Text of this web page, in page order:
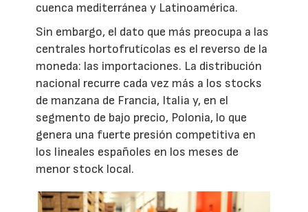
cuenca mediterránea y Latinoamérica.
Sin embargo, el dato que más preocupa a las
centrales hortofrutícolas es el reverso de la
moneda: las importaciones. La distribución
nacional recurre cada vez más a los stocks
de manzana de Francia, Italia y, en el
segmento de bajo precio, Polonia, lo que
genera una fuerte presión competitiva en
los lineales españoles en los meses de
menor stock local.